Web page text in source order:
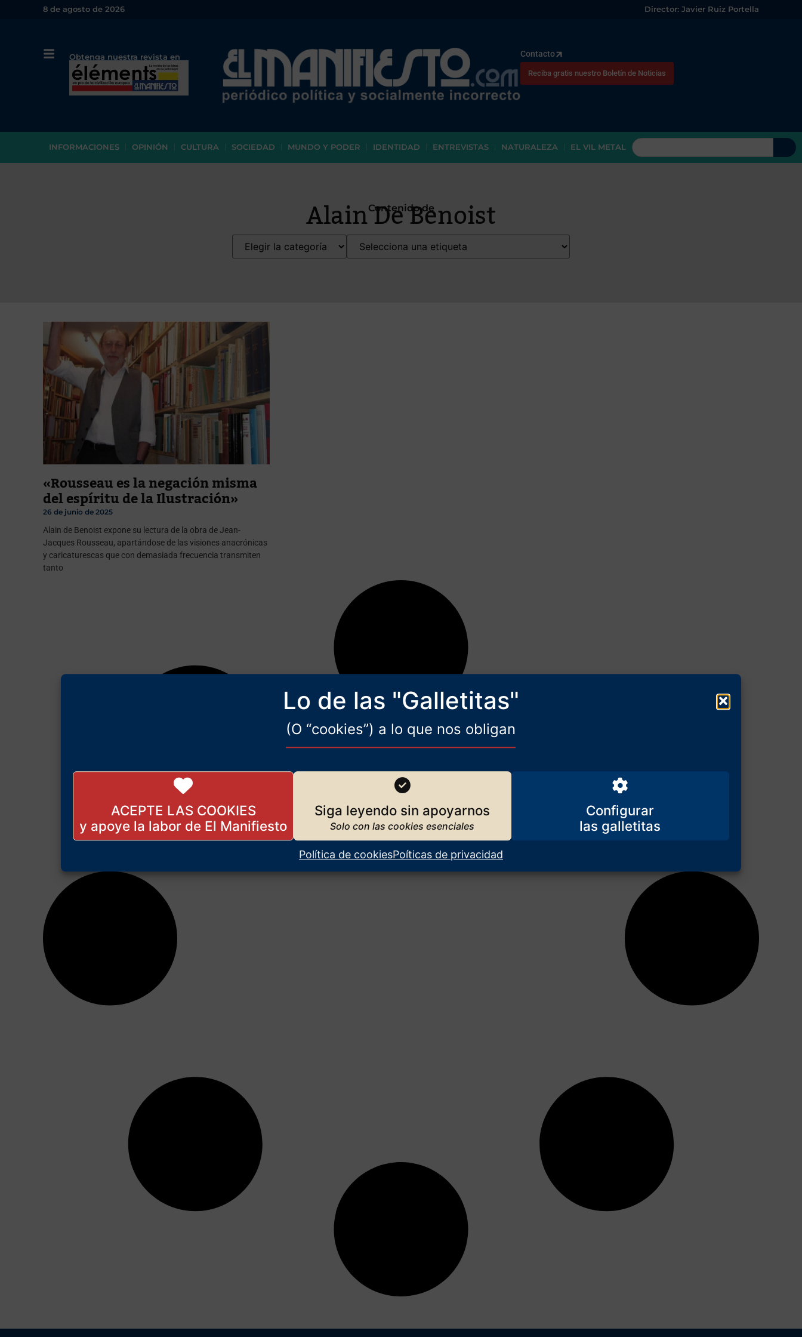
Lo de las "Galletitas"
(O “cookies”) a lo que nos obligan
ACEPTE LAS COOKIES Siga leyendo sin apoyarnos Configurar
Política de cookiesPoíticas de privacidad
8 de agosto de 2026 Director: Javier Ruiz Portella
Obtenga nuestra revista en
papel o en PDF
Contacto
Reciba gratis nuestro Boletín de Noticias
INFORMACIONES OPINIÓN CULTURA SOCIEDAD MUNDO Y PODER IDENTIDAD ENTREVISTAS NATURALEZA EL VIL METAL
Contenido de
Alain De Benoist
«Rousseau es la negación misma
del espíritu de la Ilustración»
26 de junio de 2025
Alain de Benoist expone su lectura de la obra de Jean-
Jacques Rousseau, apartándose de las visiones anacrónicas
y caricaturescas que con demasiada frecuencia transmiten
tanto